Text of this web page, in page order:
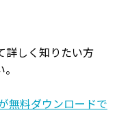
詳しく知りたい方
無料ダウンロードで